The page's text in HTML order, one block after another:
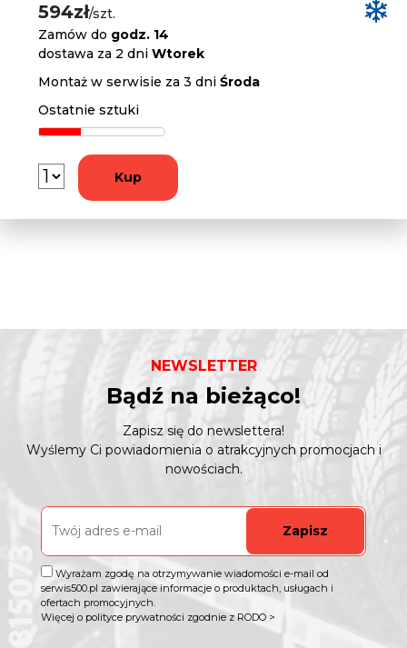
594zł/szt.
Zamów do godz. 14
dostawa za 2 dniWtorek
Montaż w serwisie za 3 dniŚroda
Ostatnie sztuki
Kup
NEWSLETTER
Bądź na bieżąco!
Zapisz się do newslettera!
Wyślemy Ci powiadomienia o atrakcyjnych promocjach i
nowościach.
Zapisz
Wyrażam zgodę na otrzymywanie wiadomości e-mail od
serwis500.pl zawierające informacje o produktach, usługach i
ofertach promocyjnych.
Więcej o polityce prywatności zgodnie z RODO >